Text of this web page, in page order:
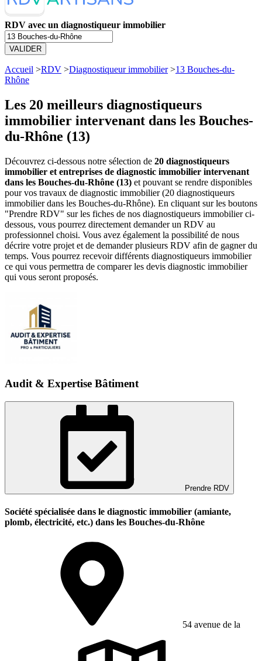
RDV avec un diagnostiqueur immobilier
VALIDER
Accueil >RDV >Diagnostiqueur immobilier>13 Bouches-du-
Rhône
Les 20 meilleurs diagnostiqueurs
immobilier intervenant dans les Bouches-
du-Rhône (13)
Découvrez ci-dessous notre sélection de 20 diagnostiqueurs
immobilier et entreprises de diagnostic immobilier intervenant
dans les Bouches-du-Rhône (13) et pouvant se rendre disponibles
pour vos travaux de diagnostic immobilier (20 diagnostiqueurs
immobilier dans les Bouches-du-Rhône). En cliquant sur les boutons
"Prendre RDV" sur les fiches de nos diagnostiqueurs immobilier ci-
dessous, vous pourrez directement demander un RDV au
professionnel choisi. Vous avez également la possibilité de nous
décrire votre projet et de demander plusieurs RDV afin de gagner du
temps. Vous pourrez recevoir différents diagnostiqueurs immobilier
ce qui vous permettra de comparer les devis diagnostic immobilier
qui vous seront proposés.
Audit & Expertise Bâtiment
Prendre RDV
Société spécialisée dans le diagnostic immobilier (amiante,
plomb, électricité, etc.) dans les Bouches-du-Rhône
54 avenue de la